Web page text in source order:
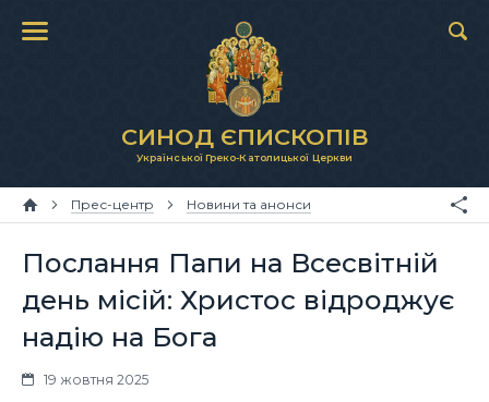
СИНОД ЄПИСКОПІВ
Української Греко-Католицької Церкви
Прес-центр Новини та анонси
Послання Папи на Всесвітній
день місій: Христос відроджує
надію на Бога
19 жовтня 2025